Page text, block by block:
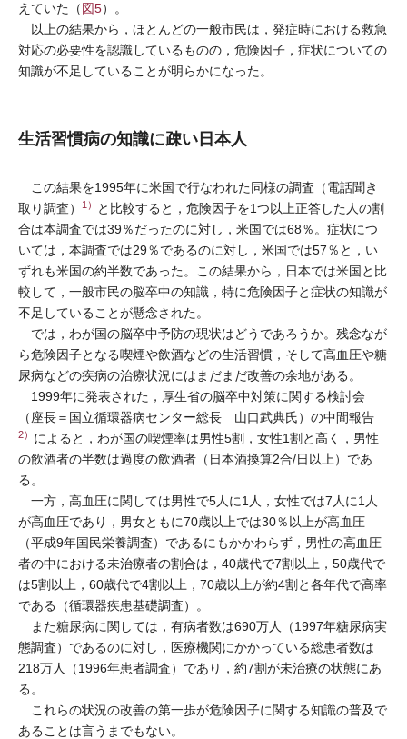
えていた（図5）。
以上の結果から，ほとんどの一般市民は，発症時における救急
対応の必要性を認識しているものの，危険因子，症状についての
知識が不足していることが明らかになった。
生活習慣病の知識に疎い日本人
この結果を1995年に米国で行なわれた同様の調査（電話聞き
取り調査）
1）
と比較すると，危険因子を1つ以上正答した人の割
合は本調査では39％だったのに対し，米国では68％。症状につ
いては，本調査では29％であるのに対し，米国では57％と，い
ずれも米国の約半数であった。この結果から，日本では米国と比
較して，一般市民の脳卒中の知識，特に危険因子と症状の知識が
不足していることが懸念された。
では，わが国の脳卒中予防の現状はどうであろうか。残念なが
ら危険因子となる喫煙や飲酒などの生活習慣，そして高血圧や糖
尿病などの疾病の治療状況にはまだまだ改善の余地がある。
1999年に発表された，厚生省の脳卒中対策に関する検討会
（座長＝国立循環器病センター総長 山口武典氏）の中間報告
2） によると，わが国の喫煙率は男性5割，女性1割と高く，男性
の飲酒者の半数は過度の飲酒者（日本酒換算2合/日以上）であ
る。
一方，高血圧に関しては男性で5人に1人，女性では7人に1人
が高血圧であり，男女ともに70歳以上では30％以上が高血圧
（平成9年国民栄養調査）であるにもかかわらず，男性の高血圧
者の中における未治療者の割合は，40歳代で7割以上，50歳代で
は5割以上，60歳代で4割以上，70歳以上が約4割と各年代で高率
である（循環器疾患基礎調査）。
また糖尿病に関しては，有病者数は690万人（1997年糖尿病実
態調査）であるのに対し，医療機関にかかっている総患者数は
218万人（1996年患者調査）であり，約7割が未治療の状態にあ
る。
これらの状況の改善の第一歩が危険因子に関する知識の普及で
あることは言うまでもない。